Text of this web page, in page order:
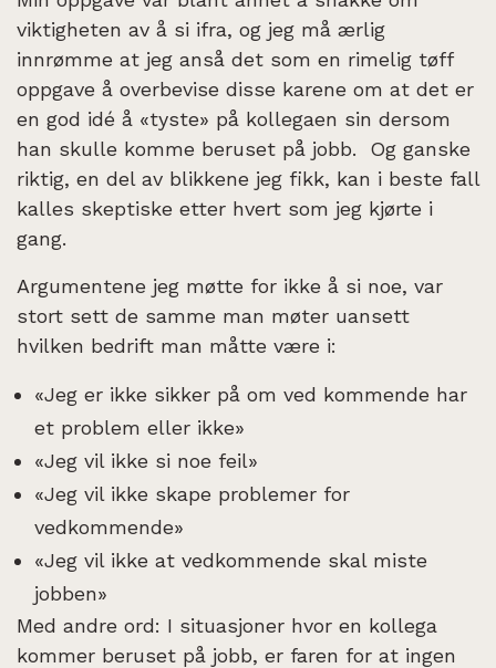
viktigheten av å si ifra, og jeg må ærlig
innrømme at jeg anså det som en rimelig tøff
oppgave å overbevise disse karene om at det er
en god idé å «tyste» på kollegaen sin dersom
han skulle komme beruset på jobb. Og ganske
riktig, en del av blikkene jeg fikk, kan i beste fall
kalles skeptiske etter hvert som jeg kjørte i
gang.
Argumentene jeg møtte for ikke å si noe, var
stort sett de samme man møter uansett
hvilken bedrift man måtte være i:
«Jeg er ikke sikker på om ved kommende har
et problem eller ikke»
«Jeg vil ikke si noe feil»
«Jeg vil ikke skape problemer for
vedkommende»
«Jeg vil ikke at vedkommende skal miste
jobben»
Med andre ord: I situasjoner hvor en kollega
kommer beruset på jobb, er faren for at ingen